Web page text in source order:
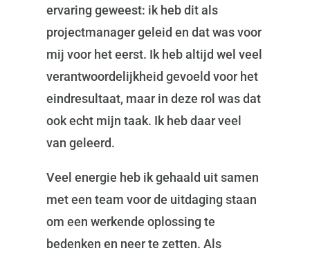
ervaring geweest: ik heb dit als
projectmanager geleid en dat was voor
mij voor het eerst. Ik heb altijd wel veel
verantwoordelijkheid gevoeld voor het
eindresultaat, maar in deze rol was dat
ook echt mijn taak. Ik heb daar veel
van geleerd.
Veel energie heb ik gehaald uit samen
met een team voor de uitdaging staan
om een werkende oplossing te
bedenken en neer te zetten. Als